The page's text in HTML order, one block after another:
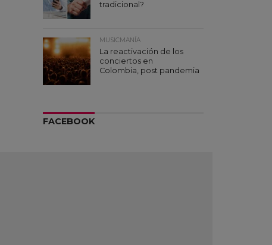
tradicional?
MUSICMANÍA
La reactivación de los
conciertos en
Colombia, post pandemia
FACEBOOK